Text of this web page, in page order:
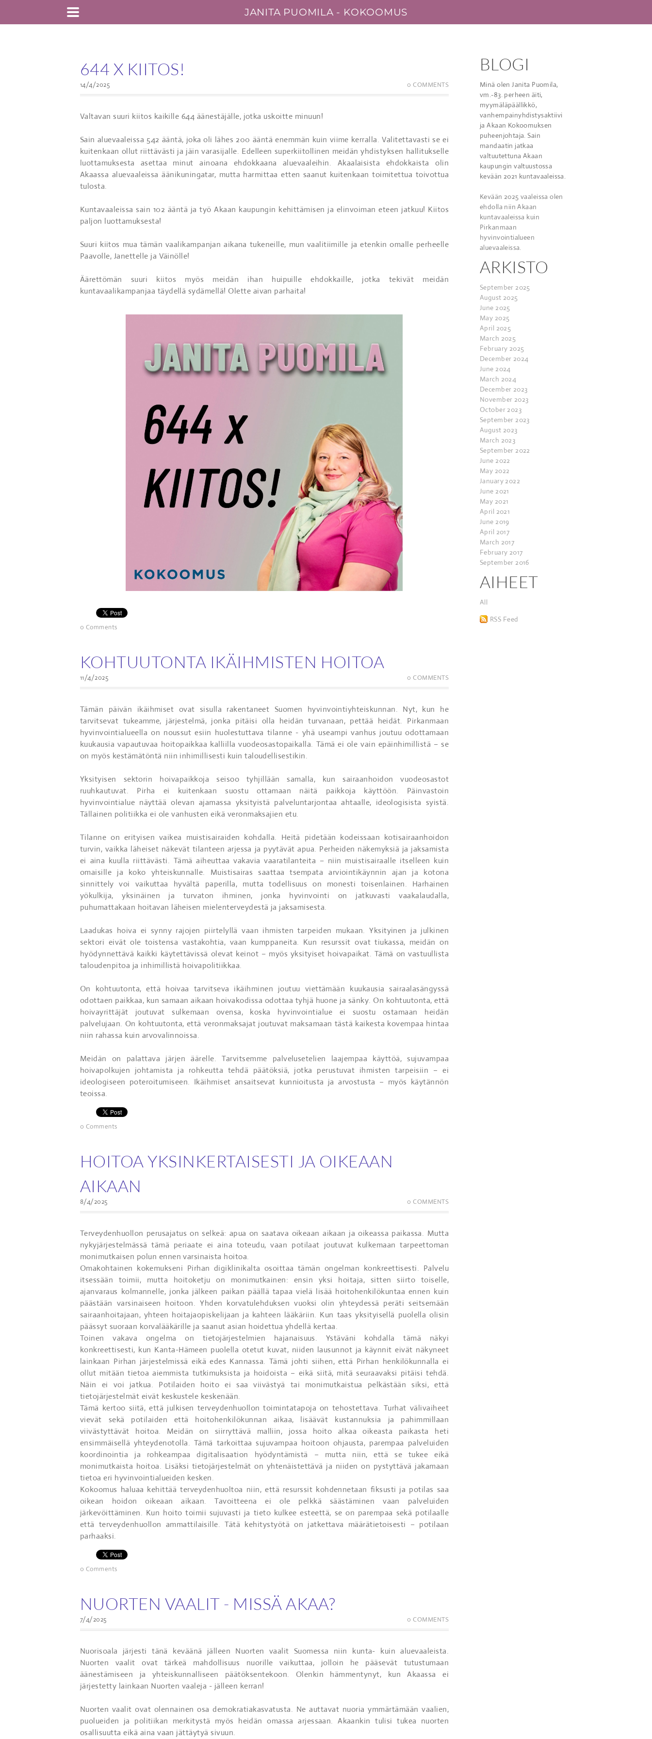
JANITA PUOMILA - KOKOOMUS
644 X KIITOS!
14/4/2025 0 COMMENTS
Valtavan suuri kiitos kaikille 644 äänestäjälle, jotka uskoitte minuun!
Sain aluevaaleissa 542 ääntä, joka oli lähes 200 ääntä enemmän kuin viime kerralla. Valitettavasti se ei
kuitenkaan ollut riittävästi ja jäin varasijalle. Edelleen superkiitollinen meidän yhdistyksen hallitukselle
luottamuksesta asettaa minut ainoana ehdokkaana aluevaaleihin. Akaalaisista ehdokkaista olin
Akaassa aluevaaleissa äänikuningatar, mutta harmittaa etten saanut kuitenkaan toimitettua toivottua
tulosta.
Kuntavaaleissa sain 102 ääntä ja työ Akaan kaupungin kehittämisen ja elinvoiman eteen jatkuu! Kiitos
paljon luottamuksesta!
Suuri kiitos mua tämän vaalikampanjan aikana tukeneille, mun vaalitiimille ja etenkin omalle perheelle
Paavolle, Janettelle ja Väinölle!
Äärettömän suuri kiitos myös meidän ihan huipuille ehdokkaille, jotka tekivät meidän
kuntavaalikampanjaa täydellä sydämellä! Olette aivan parhaita!
0 Comments
KOHTUUTONTA IKÄIHMISTEN HOITOA
11/4/2025 0 COMMENTS
Tämän päivän ikäihmiset ovat sisulla rakentaneet Suomen hyvinvointiyhteiskunnan. Nyt, kun he
tarvitsevat tukeamme, järjestelmä, jonka pitäisi olla heidän turvanaan, pettää heidät. Pirkanmaan
hyvinvointialueella on noussut esiin huolestuttava tilanne - yhä useampi vanhus joutuu odottamaan
kuukausia vapautuvaa hoitopaikkaa kalliilla vuodeosastopaikalla. Tämä ei ole vain epäinhimillistä – se
on myös kestämätöntä niin inhimillisesti kuin taloudellisestikin.
Yksityisen sektorin hoivapaikkoja seisoo tyhjillään samalla, kun sairaanhoidon vuodeosastot
ruuhkautuvat. Pirha ei kuitenkaan suostu ottamaan näitä paikkoja käyttöön. Päinvastoin
hyvinvointialue näyttää olevan ajamassa yksityistä palveluntarjontaa ahtaalle, ideologisista syistä.
Tällainen politiikka ei ole vanhusten eikä veronmaksajien etu.
Tilanne on erityisen vaikea muistisairaiden kohdalla. Heitä pidetään kodeissaan kotisairaanhoidon
turvin, vaikka läheiset näkevät tilanteen arjessa ja pyytävät apua. Perheiden näkemyksiä ja jaksamista
ei aina kuulla riittävästi. Tämä aiheuttaa vakavia vaaratilanteita – niin muistisairaalle itselleen kuin
omaisille ja koko yhteiskunnalle. Muistisairas saattaa tsempata arviointikäynnin ajan ja kotona
sinnittely voi vaikuttaa hyvältä paperilla, mutta todellisuus on monesti toisenlainen. Harhainen
yökulkija, yksinäinen ja turvaton ihminen, jonka hyvinvointi on jatkuvasti vaakalaudalla,
puhumattakaan hoitavan läheisen mielenterveydestä ja jaksamisesta.
Laadukas hoiva ei synny rajojen piirtelyllä vaan ihmisten tarpeiden mukaan. Yksityinen ja julkinen
sektori eivät ole toistensa vastakohtia, vaan kumppaneita. Kun resurssit ovat tiukassa, meidän on
hyödynnettävä kaikki käytettävissä olevat keinot – myös yksityiset hoivapaikat. Tämä on vastuullista
taloudenpitoa ja inhimillistä hoivapolitiikkaa.
On kohtuutonta, että hoivaa tarvitseva ikäihminen joutuu viettämään kuukausia sairaalasängyssä
odottaen paikkaa, kun samaan aikaan hoivakodissa odottaa tyhjä huone ja sänky. On kohtuutonta, että
hoivayrittäjät joutuvat sulkemaan ovensa, koska hyvinvointialue ei suostu ostamaan heidän
palvelujaan. On kohtuutonta, että veronmaksajat joutuvat maksamaan tästä kaikesta kovempaa hintaa
niin rahassa kuin arvovalinnoissa.
Meidän on palattava järjen äärelle. Tarvitsemme palvelusetelien laajempaa käyttöä, sujuvampaa
hoivapolkujen johtamista ja rohkeutta tehdä päätöksiä, jotka perustuvat ihmisten tarpeisiin – ei
ideologiseen poteroitumiseen. Ikäihmiset ansaitsevat kunnioitusta ja arvostusta – myös käytännön
teoissa.
0 Comments
HOITOA YKSINKERTAISESTI JA OIKEAAN
AIKAAN
8/4/2025 0 COMMENTS
Terveydenhuollon perusajatus on selkeä: apua on saatava oikeaan aikaan ja oikeassa paikassa. Mutta
nykyjärjestelmässä tämä periaate ei aina toteudu, vaan potilaat joutuvat kulkemaan tarpeettoman
monimutkaisen polun ennen varsinaista hoitoa.
Omakohtainen kokemukseni Pirhan digiklinikalta osoittaa tämän ongelman konkreettisesti. Palvelu
itsessään toimii, mutta hoitoketju on monimutkainen: ensin yksi hoitaja, sitten siirto toiselle,
ajanvaraus kolmannelle, jonka jälkeen paikan päällä tapaa vielä lisää hoitohenkilökuntaa ennen kuin
päästään varsinaiseen hoitoon. Yhden korvatulehduksen vuoksi olin yhteydessä peräti seitsemään
sairaanhoitajaan, yhteen hoitajaopiskelijaan ja kahteen lääkäriin. Kun taas yksityisellä puolella olisin
päässyt suoraan korvalääkärille ja saanut asian hoidettua yhdellä kertaa.
Toinen vakava ongelma on tietojärjestelmien hajanaisuus. Ystäväni kohdalla tämä näkyi
konkreettisesti, kun Kanta-Hämeen puolella otetut kuvat, niiden lausunnot ja käynnit eivät näkyneet
lainkaan Pirhan järjestelmissä eikä edes Kannassa. Tämä johti siihen, että Pirhan henkilökunnalla ei
ollut mitään tietoa aiemmista tutkimuksista ja hoidoista – eikä siitä, mitä seuraavaksi pitäisi tehdä.
Näin ei voi jatkua. Potilaiden hoito ei saa viivästyä tai monimutkaistua pelkästään siksi, että
tietojärjestelmät eivät keskustele keskenään.
Tämä kertoo siitä, että julkisen terveydenhuollon toimintatapoja on tehostettava. Turhat välivaiheet
vievät sekä potilaiden että hoitohenkilökunnan aikaa, lisäävät kustannuksia ja pahimmillaan
viivästyttävät hoitoa. Meidän on siirryttävä malliin, jossa hoito alkaa oikeasta paikasta heti
ensimmäisellä yhteydenotolla. Tämä tarkoittaa sujuvampaa hoitoon ohjausta, parempaa palveluiden
koordinointia ja rohkeampaa digitalisaation hyödyntämistä – mutta niin, että se tukee eikä
monimutkaista hoitoa. Lisäksi tietojärjestelmät on yhtenäistettävä ja niiden on pystyttävä jakamaan
tietoa eri hyvinvointialueiden kesken.
Kokoomus haluaa kehittää terveydenhuoltoa niin, että resurssit kohdennetaan fiksusti ja potilas saa
oikean hoidon oikeaan aikaan. Tavoitteena ei ole pelkkä säästäminen vaan palveluiden
järkevöittäminen. Kun hoito toimii sujuvasti ja tieto kulkee esteettä, se on parempaa sekä potilaalle
että terveydenhuollon ammattilaisille. Tätä kehitystyötä on jatkettava määrätietoisesti – potilaan
parhaaksi.
0 Comments
NUORTEN VAALIT - MISSÄ AKAA?
7/4/2025 0 COMMENTS
Nuorisoala järjesti tänä keväänä jälleen Nuorten vaalit Suomessa niin kunta- kuin aluevaaleista.
Nuorten vaalit ovat tärkeä mahdollisuus nuorille vaikuttaa, jolloin he pääsevät tutustumaan
äänestämiseen ja yhteiskunnalliseen päätöksentekoon. Olenkin hämmentynyt, kun Akaassa ei
järjestetty lainkaan Nuorten vaaleja - jälleen kerran!
Nuorten vaalit ovat olennainen osa demokratiakasvatusta. Ne auttavat nuoria ymmärtämään vaalien,
puolueiden ja politiikan merkitystä myös heidän omassa arjessaan. Akaankin tulisi tukea nuorten
osallisuutta eikä aina vaan jättäytyä sivuun.
BLOGI
Minä olen Janita Puomila,
vm.-83. perheen äiti,
myymäläpäällikkö,
vanhempainyhdistysaktiivi
ja Akaan Kokoomuksen
puheenjohtaja. Sain
mandaatin jatkaa
valtuutettuna Akaan
kaupungin valtuustossa
kevään 2021 kuntavaaleissa.
Kevään 2025 vaaleissa olen
ehdolla niin Akaan
kuntavaaleissa kuin
Pirkanmaan
hyvinvointialueen
aluevaaleissa.
ARKISTO
September 2025
August 2025
June 2025
May 2025
April 2025
March 2025
February 2025
December 2024
June 2024
March 2024
December 2023
November 2023
October 2023
September 2023
August 2023
March 2023
September 2022
June 2022
May 2022
January 2022
June 2021
May 2021
April 2021
June 2019
April 2017
March 2017
February 2017
September 2016
AIHEET
All
RSS Feed